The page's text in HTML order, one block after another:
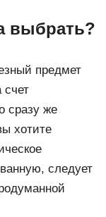
выбрать?
предмет
счет
сразу же
хотите
следует